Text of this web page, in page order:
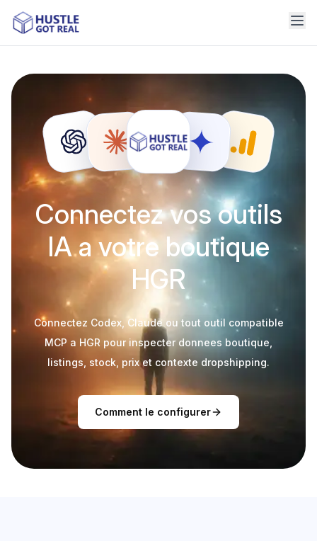
Connectez vos outils
IA a votre boutique
HGR
Connectez Codex, Claude ou tout outil compatible
MCP a HGR pour inspecter donnees boutique,
listings, stock, prix et contexte dropshipping.
Comment le configurer